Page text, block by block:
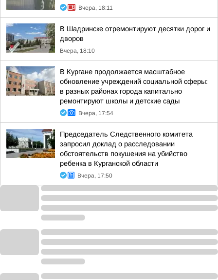
Вчера, 18:11
В Шадринске отремонтируют десятки дорог и
дворов
Вчера, 18:10
В Кургане продолжается масштабное
обновление учреждений социальной сферы:
в разных районах города капитально
ремонтируют школы и детские сады
Вчера, 17:54
Председатель Следственного комитета
запросил доклад о расследовании
обстоятельств покушения на убийство
ребенка в Курганской области
Вчера, 17:50